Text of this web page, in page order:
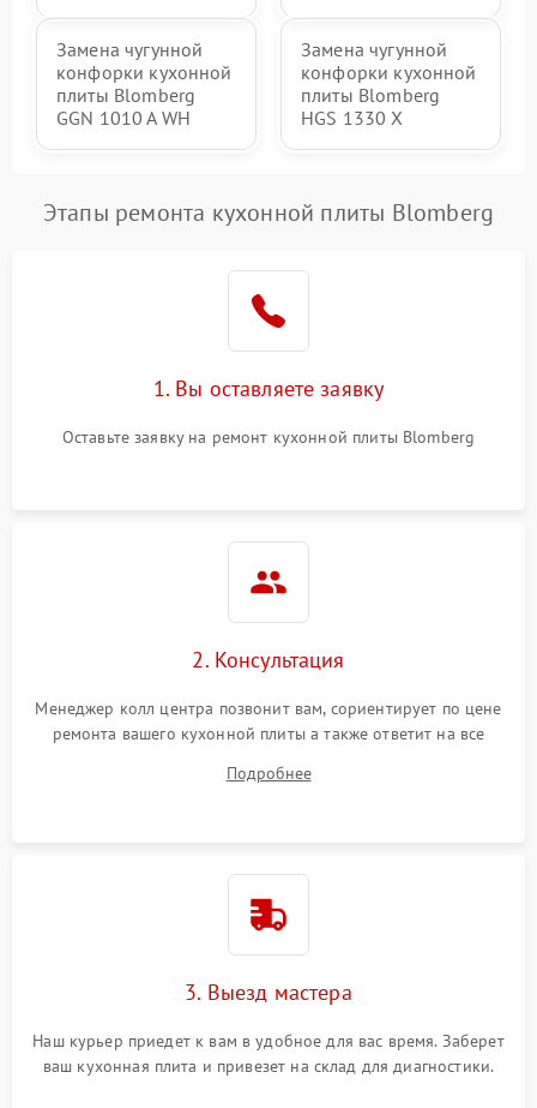
Замена чугунной
конфорки кухонной
плиты Blomberg
GGN 1010 A WH
Замена чугунной
конфорки кухонной
плиты Blomberg
HGS 1330 X
Этапы ремонта кухонной плиты Blomberg
1. Вы оставляете заявку
Оставьте заявку на ремонт кухонной плиты Blomberg
2. Консультация
Менеджер колл центра позвонит вам, сориентирует по цене
ремонта вашего кухонной плиты а также ответит на все
Подробнее
3. Выезд мастера
Наш курьер приедет к вам в удобное для вас время. Заберет
ваш кухонная плита и привезет на склад для диагностики.